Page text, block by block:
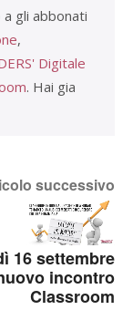
gli abbonati
,
Digitale
. Hai gia
successivo
16 settembre
incontro
Classroom